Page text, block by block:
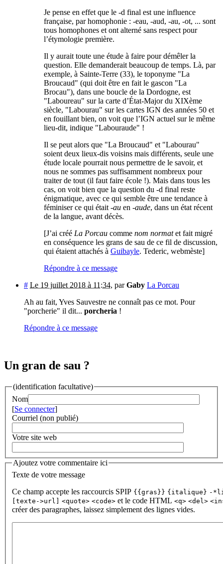
Je pense en effet que le -d final est une influence
française, par homophonie : -eau, -aud, -au, -ot, ... sont
tous homophones et ont alterné sans respect pour
l’étymologie première.
Il y aurait toute une étude à faire pour démêler la
question. Elle demanderait beaucoup de temps. Là, par
exemple, à Sainte-Terre (33), le toponyme "La
Broucaud" (qui doit être en fait le gascon "La
Brocau"), dans une boucle de la Dordogne, est
"Laboureau" sur la carte d’État-Major du XIXème
siècle, "Labourau" sur les cartes IGN des années 50 et
en fouillant bien, on voit que l’IGN actuel sur le même
lieu-dit, indique "Labouraude" !
Il se peut alors que "La Broucaud" et "Labourau"
soient deux lieux-dis voisins mais différents, seule une
étude locale pourrait nous permettre de le savoir, et
nous ne sommes pas suffisamment nombreux pour
traiter de tout (il faut faire école !). Mais dans tous les
cas, on voit bien que la question du -d final reste
énigmatique, avec ce qui semble être une tendance à
féminiser ce qui était -au en -aude, dans un état récent
de la langue, avant décès.
[J’ai créé La Porcau comme nom normatet fait migré
en conséquence les grans de sau de ce fil de discussion,
qui étaient attachés à Guibayle. Tederic, webmèste]
Répondre à ce message
# Le 19 juillet 2018 à 11:34, parGaby La Porcau
Ah au fait, Yves Sauvestre ne connaît pas ce mot. Pour
"porcherie" il dit... porcheria !
Répondre à ce message
Un gran de sau ?
(identification facultative)
Nom
[Se connecter]
Courriel (non publié)
Votre site web
Ajoutez votre commentaire ici
Texte de votre message
Ce champ accepte les raccourcis SPIP {{gras}} {italique} -
[texte->url] <quote> <code> et le code HTML <q> <del>
créer des paragraphes, laissez simplement des lignes vides.